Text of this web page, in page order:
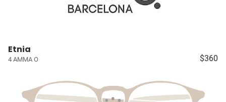
Etnia
4 AMMA O $360